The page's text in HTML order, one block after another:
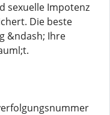
sexuelle Impotenz
Die beste
&ndash; Ihre